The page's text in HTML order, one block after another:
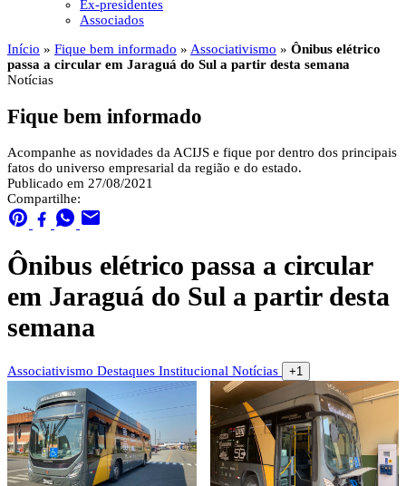
Ex-presidentes
Associados
Início » Fique bem informado » Associativismo » Ônibus elétrico
passa a circular em Jaraguá do Sul a partir desta semana
Notícias
Fique bem informado
Acompanhe as novidades da ACIJS e fique por dentro dos principais
fatos do universo empresarial da região e do estado.
Publicado em 27/08/2021
Compartilhe:
Ônibus elétrico passa a circular
em Jaraguá do Sul a partir desta
semana
Associativismo Destaques Institucional Notícias +1